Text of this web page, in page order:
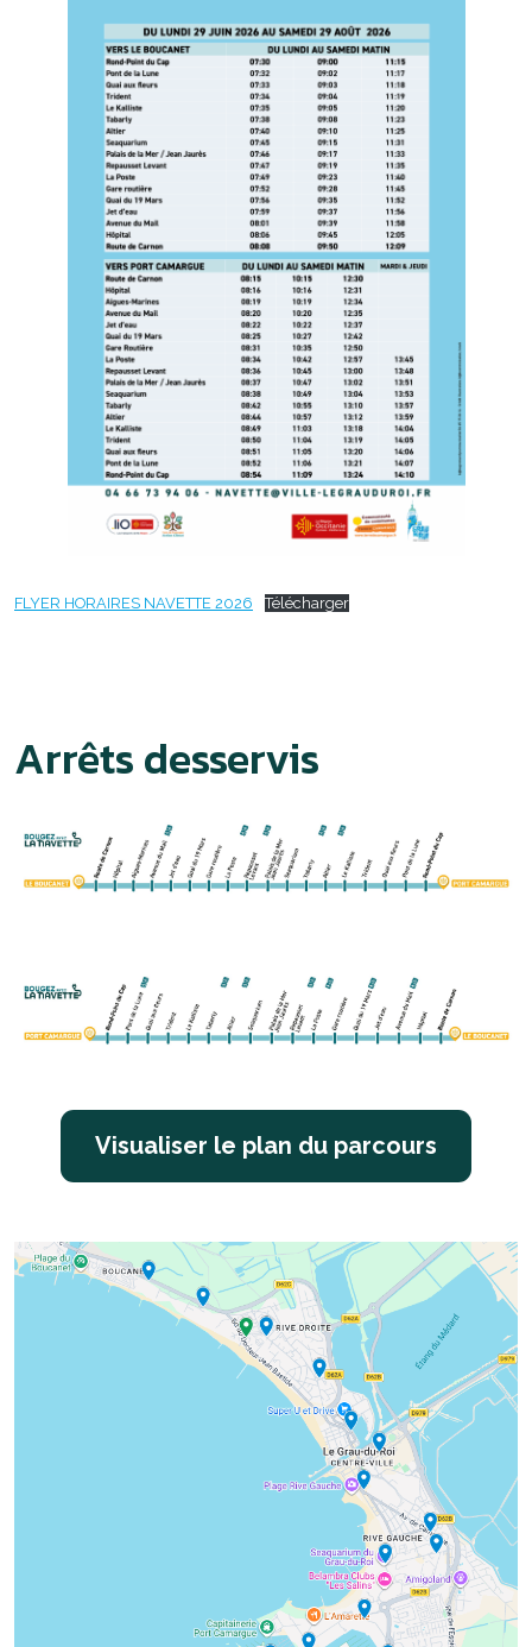
FLYER HORAIRES NAVETTE 2026 Télécharger
Arrêts desservis
Visualiser le plan du parcours